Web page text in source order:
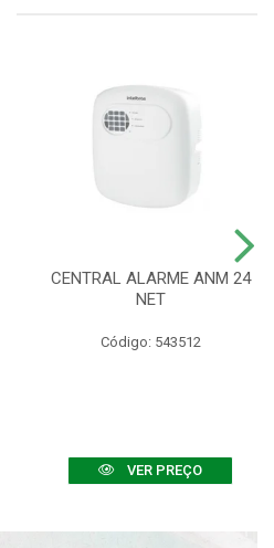
CENTRAL ALARME ANM 24
NET
Código: 543512
VER PREÇO